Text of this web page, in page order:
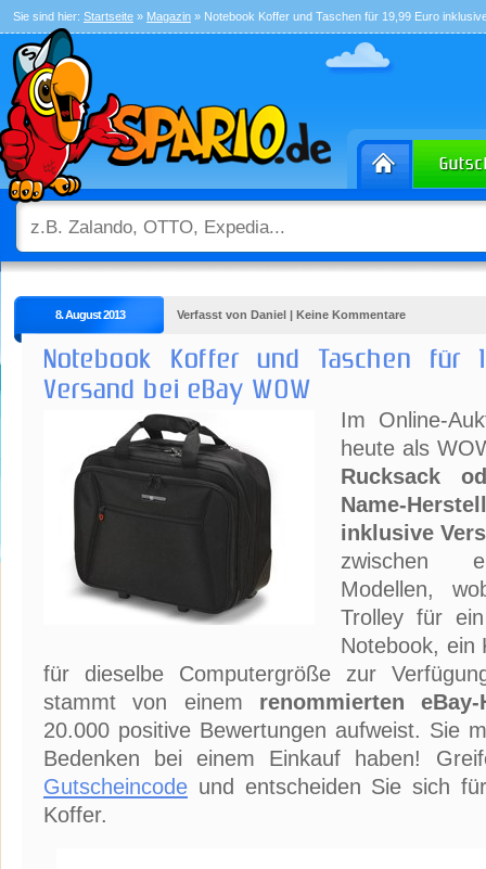
Sie sind hier: Startseite » Magazin » Notebook Koffer und Taschen für 19,99 Euro
8. August 2013 Verfasst von Daniel | Keine Kommentare
Notebook Koffer und Taschen für
Versand bei eBay WOW
Im Online-
heute als
Rucksack
Name-
inklusive
zwischen
Modellen,
Trolley für
Notebook, ein
für dieselbe Computergröße zur
stammt von einem renommierten eBay-
20.000 positive Bewertungen aufweist. Sie
Bedenken bei einem Einkauf haben!
Gutscheincode und entscheiden Sie sich
Koffer.